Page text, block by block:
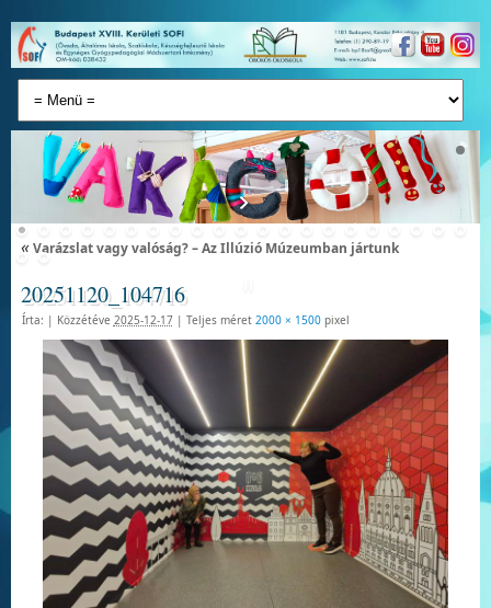
«Varázslat vagy valóság? – Az Illúzió Múzeumban jártunk
20251120_104716
Írta: | Közzétéve 2025-12-17 | Teljes méret 2000 × 1500pixel